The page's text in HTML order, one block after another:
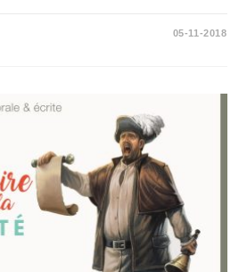
05-11-2018